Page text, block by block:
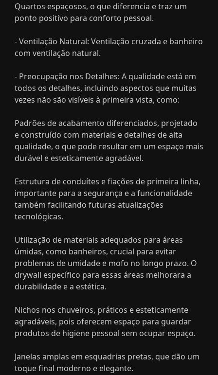
Quartos espaçosos, o que diferencia e traz um
ponto positivo para conforto pessoal.
- Ventilação Natural: Ventilação cruzada e banheiro
com ventilação natural.
- Preocupação nos Detalhes: A qualidade está em
todos os detalhes, incluindo aspectos que muitas
vezes não são visíveis à primeira vista, como:
Padrões de acabamento diferenciados, projetado
e construído com materiais e detalhes de alta
qualidade, o que pode resultar em um espaço mais
durável e esteticamente agradável.
Estrutura de conduítes e fiações de primeira linha,
importante para a segurança e a funcionalidade
também facilitando futuras atualizações
tecnológicas.
Utilização de materiais adequados para áreas
úmidas, como banheiros, crucial para evitar
problemas de umidade e mofo no longo prazo. O
drywall específico para essas áreas melhorara a
durabilidade e a estética.
Nichos nos chuveiros, práticos e esteticamente
agradáveis, pois oferecem espaço para guardar
produtos de higiene pessoal sem ocupar espaço.
Janelas amplas em esquadrias pretas, que dão um
toque final moderno e elegante.